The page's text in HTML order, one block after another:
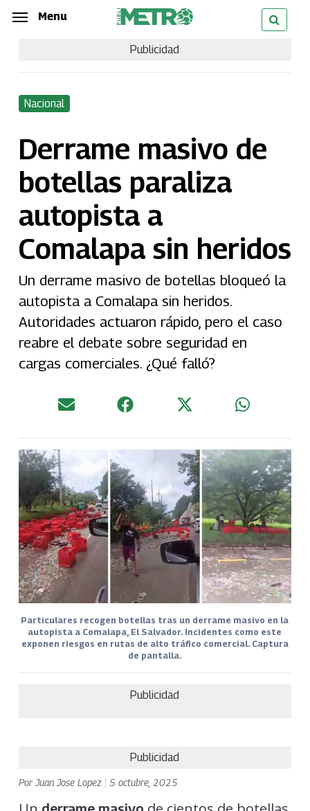
Skip
content
Menu
Publicidad
Nacional
Derrame masivo de
botellas paraliza
autopista a
Comalapa sin heridos
Un derrame masivo de botellas bloqueó la
autopista a Comalapa sin heridos.
Autoridades actuaron rápido, pero el caso
reabre el debate sobre seguridad en
cargas comerciales. ¿Qué falló?
Particulares recogen botellas tras un derrame masivo en la
autopista a Comalapa, El Salvador. Incidentes como este
exponen riesgos en rutas de alto tráfico comercial. Captura
de pantalla.
Publicidad
Publicidad
Por Juan Jose Lopez 5 octubre, 2025
Menu